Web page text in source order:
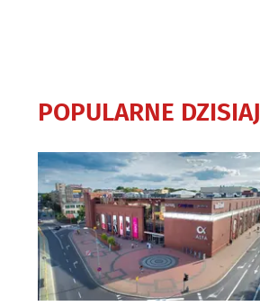
POPULARNE DZISIAJ